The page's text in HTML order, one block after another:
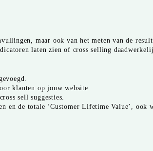
maar ook van het meten van de
laten zien of cross selling
klanten op jouw website
sell suggesties.
en de totale ‘Customer Lifetime Value’, ook